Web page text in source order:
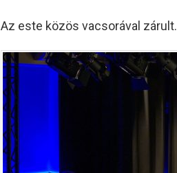
Az este közös vacsorával zárult.